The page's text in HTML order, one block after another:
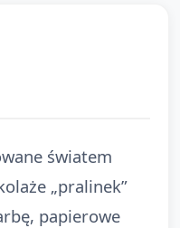
światem
„pralinek”
papierowe